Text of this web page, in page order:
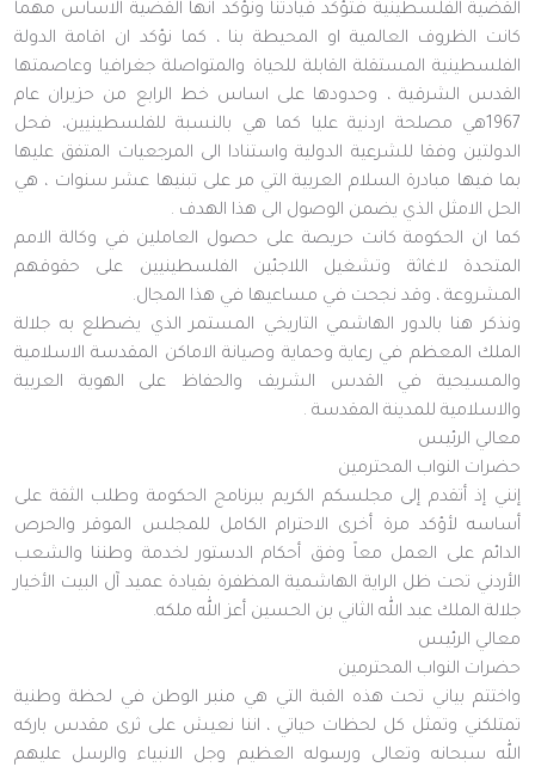
القضية الفلسطينية فتؤكد قيادتنا ونؤكد انها القضية الاساس مهما
كانت الظروف العالمية او المحيطة بنا ، كما نؤكد ان اقامة الدولة
الفلسطينية المستقلة القابلة للحياة والمتواصلة جغرافيا وعاصمتها
القدس الشرقية ، وحدودها على اساس خط الرابع من حزيران عام
1967هي مصلحة اردنية عليا كما هي بالنسبة للفلسطينيين، فحل
الدولتين وفقا للشرعية الدولية واستنادا الى المرجعيات المتفق عليها
بما فيها مبادرة السلام العربية التي مر على تبنيها عشر سنوات ، هي
الحل الامثل الذي يضمن الوصول الى هذا الهدف .
كما ان الحكومة كانت حريصة على حصول العاملين في وكالة الامم
المتحدة لاغاثة وتشغيل اللاجئين الفلسطينيين على حقوقهم
المشروعة ، وقد نجحت في مساعيها في هذا المجال.
ونذكر هنا بالدور الهاشمي التاريخي المستمر الذي يضطلع به جلالة
الملك المعظم في رعاية وحماية وصيانة الاماكن المقدسة الاسلامية
والمسيحية في القدس الشريف والحفاظ على الهوية العربية
والاسلامية للمدينة المقدسة .
معالي الرئيس
حضرات النواب المحترمين
إنني إذ أتقدم إلى مجلسكم الكريم ببرنامج الحكومة وطلب الثقة على
أساسه لأؤكد مرة أخرى الاحترام الكامل للمجلس الموقر والحرص
الدائم على العمل معاً وفق أحكام الدستور لخدمة وطننا والشعب
الأردني تحت ظل الراية الهاشمية المظفرة بقيادة عميد آل البيت الأخيار
جلالة الملك عبد الله الثاني بن الحسين أعز الله ملكه.
معالي الرئيس
حضرات النواب المحترمين
واختتم بياني تحت هذه القبة التي هي منبر الوطن في لحظة وطنية
تمتلكني وتمثل كل لحظات حياتي ، اننا نعيش على ثرى مقدس باركه
الله سبحانه وتعالى ورسوله العظيم وجل الانبياء والرسل عليهم